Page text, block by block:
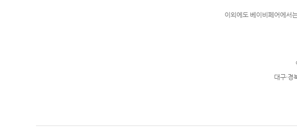
이외에도 베이비페어에서
대구·경